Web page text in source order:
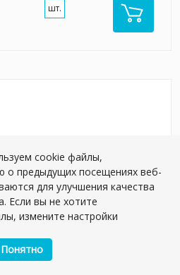
шт.
Бричиола серый
cookie файлы,
предыдущих посещениях веб-
для улучшения качества
Если вы не хотите
измените настройки
Понятно